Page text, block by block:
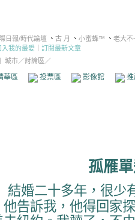
日報/時代論壇 、 古 月 、 小蜜蜂™ 、 老大不
入我的最愛
訂閱最新文章
城市／討論區／
華區 投票區 影像館
孤雁
結婚二十多年，很少
他告訴我，他得回家